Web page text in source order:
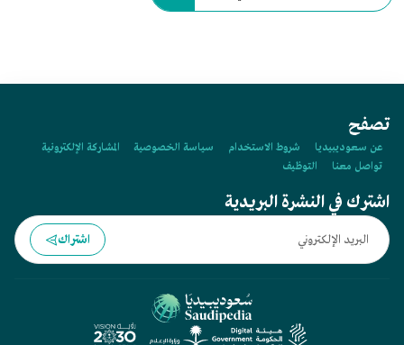
تصفح
عن سعوديبيديا شروط الاستخدام سياسة الخصوصية
المشاركة الإلكترونية
تواصل معنا
التوظيف
اشترك في النشرة البريدية
اشتراك